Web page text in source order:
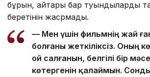
бұрын, айтары бар туындыларды
беретінін жасрмады.
— Мен үшін фильмнің жай
болғаны жеткіліксіз. Оның
ой салғанын, белгілі бір
көтергенін қалаймын.